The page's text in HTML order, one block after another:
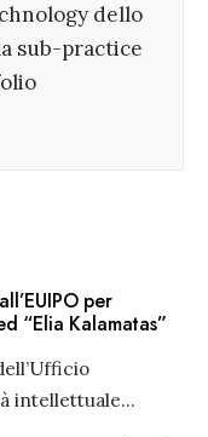
dello
sub-practice
per
“Elia Kalamatas”
intellettuale...